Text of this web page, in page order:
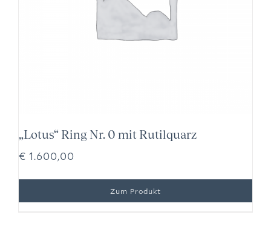
„Lotus“ Ring Nr. 0 mit Rutilquarz
€ 1.600,00